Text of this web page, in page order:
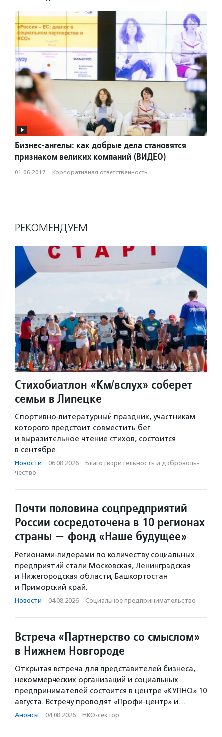
Бизнес-ангелы: как добрые дела становятся
признаком великих компаний (ВИДЕО)
01.06.2017 · Корпоративная ответственность
РЕКОМЕНДУЕМ
Стихобиатлон «Км/вслух» соберет
семьи в Липецке
Спортивно-литературный праздник, участникам
которого предстоит совместить бег
и выразительное чтение стихов, состоится
в сентябре.
Новости · 06.08.2026 · Благотвори­тель­ность и доброволь­
чест­во
Почти половина соцпредприятий
России сосредоточена в 10 регионах
страны — фонд «Наше будущее»
Регионами-лидерами по количеству социальных
предприятий стали Московская, Ленинградская
и Нижегородская области, Башкортостан
и Приморский край.
Новости · 04.08.2026 · Социальное предпри­нима­тель­ство
Встреча «Партнерство со смыслом»
в Нижнем Новгороде
Открытая встреча для представителей бизнеса,
некоммерческих организаций и социальных
предпринимателей состоится в центре «КУПНО» 10
августа. Встречу проводят «Профи-центр» и…
Анонсы · 04.08.2026 · НКО-сектор